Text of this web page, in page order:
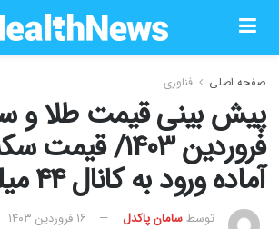
صفحه اصلی فناوری
فروردین 1403/
آماده ورود به کانال 44 میلیونی شد!
توسطسامان پاکدل
۱۶ فروردین ۱۴۰۳